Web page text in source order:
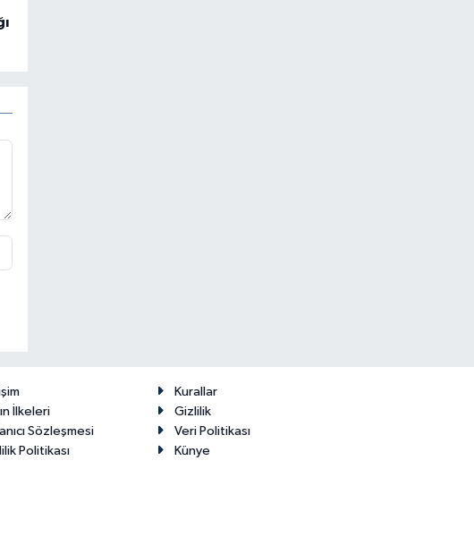
Kurallar
İlkeleri
Gizlilik
Sözleşmesi
Veri Politikası
Politikası
Künye